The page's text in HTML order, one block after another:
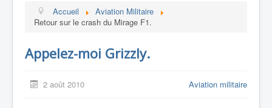
Aviation Commerciale
Aviation Militaire
Europespace
Accueil
Aviation Militaire
Retour sur le crash du Mirage F1.
Appelez-moi Grizzly.
2 août 2010 Aviation militaire